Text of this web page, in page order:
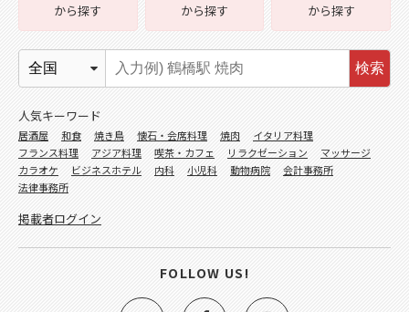
から探す
から探す
から探す
検索
人気キーワード
居酒屋 和食 焼き鳥 懐石・会席料理 焼肉
イタリア料理
フランス料理
アジア料理 喫茶・カフェ リラクゼーション
マッサージ
カラオケ
ビジネスホテル 内科 小児科 動物病院
会計事務所
法律事務所
掲載者ログイン
FOLLOW US!